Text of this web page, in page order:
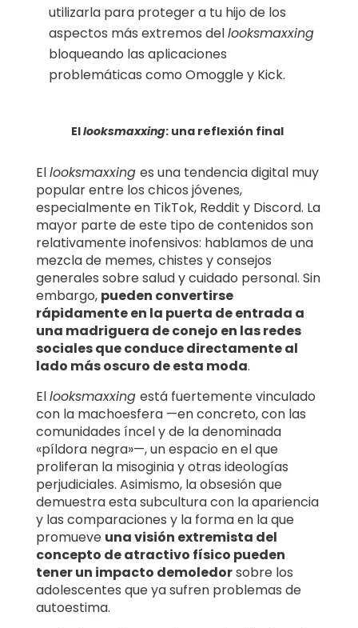
utilizarla para proteger a tu hijo de los
aspectos más extremos dellooksmaxxing
bloqueando las aplicaciones
problemáticas como Omoggle y Kick.
Ellooksmaxxing: una reflexión final
Ellooksmaxxing es una tendencia digital muy
popular entre los chicos jóvenes,
especialmente en TikTok, Reddit y Discord. La
mayor parte de este tipo de contenidos son
relativamente inofensivos: hablamos de una
mezcla de memes, chistes y consejos
generales sobre salud y cuidado personal. Sin
embargo, pueden convertirse
rápidamente en la puerta de entrada a
una madriguera de conejo en las redes
sociales que conduce directamente al
lado más oscuro de esta moda.
Ellooksmaxxing está fuertemente vinculado
con la machoesfera —en concreto, con las
comunidades íncel y de la denominada
«píldora negra»—, un espacio en el que
proliferan la misoginia y otras ideologías
perjudiciales. Asimismo, la obsesión que
demuestra esta subcultura con la apariencia
y las comparaciones y la forma en la que
promueve una visión extremista del
concepto de atractivo físico pueden
tener un impacto demoledorsobre los
adolescentes que ya sufren problemas de
autoestima.